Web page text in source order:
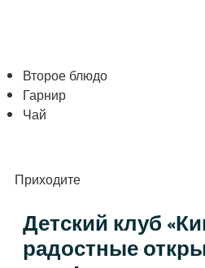
Второе блюдо
Гарнир
Чай
Приходите
Детский клуб
радостные